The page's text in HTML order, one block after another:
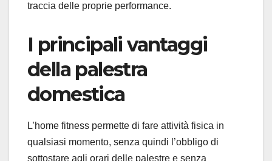
traccia delle proprie performance.
I principali vantaggi
della palestra
domestica
L’home fitness permette di fare attività fisica in
qualsiasi momento, senza quindi l’obbligo di
sottostare agli orari delle palestre e senza